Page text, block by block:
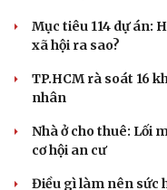
Mục tiêu 114 dự án:
xã hội ra sao?
TP.HCM rà soát 16
nhân
Nhà ở cho thuê: Lối
cơ hội an cư
Điều gì làm nên sức